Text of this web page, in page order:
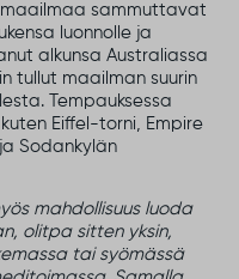
sammuttavat
luonnolle ja
alkunsa Australiassa
tullut maailman suurin
Tempauksessa
Eiffel-torni, Empire
Sodankylän
mahdollisuus luoda
olitpa sitten yksin,
tai syömässä